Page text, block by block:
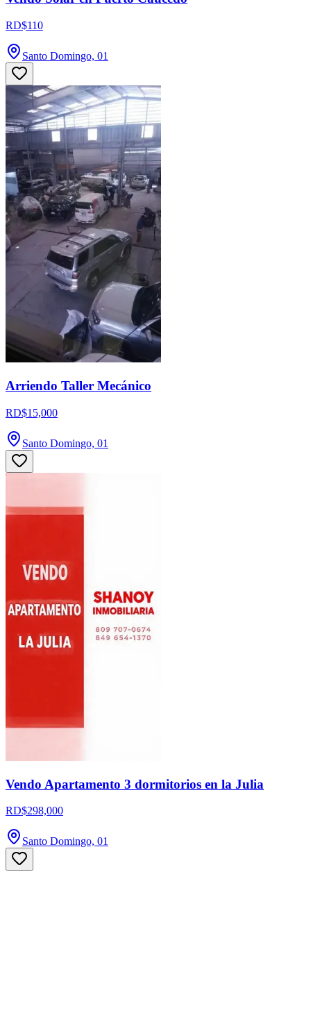
RD$110
Santo Domingo, 01
Arriendo Taller Mecánico
RD$15,000
Santo Domingo, 01
Vendo Apartamento 3 dormitorios en la Julia
RD$298,000
Santo Domingo, 01